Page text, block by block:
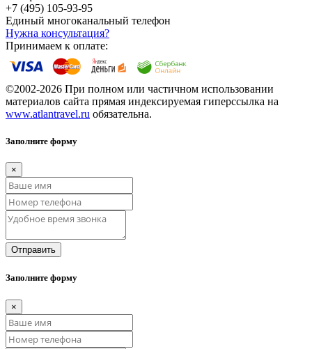
+7 (495) 105-93-95
Единый многоканальный телефон
Нужна консультация?
Принимаем к оплате:
©2002-2026 При полном или частичном использовании
материалов сайта прямая индексируемая гиперссылка на
www.atlantravel.ru обязательна.
Заполните форму
×
Отправить
Заполните форму
×